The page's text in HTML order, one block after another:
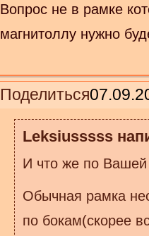
Вопрос не в рамке
магнитоллу нужно
Поделиться
Leksiusssss
И что же по Вашей
Обычная рамка
по бокам(скорее